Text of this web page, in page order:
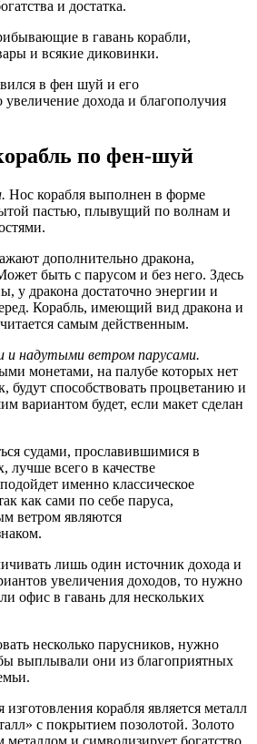
и достатка.
в гавань корабли,
и всякие диковинки.
в фен шуй и его
увеличение дохода и благополучия
по фен-шуй
Нос корабля выполнен в форме
пастью, плывущий по волнам и
дополнительно дракона,
быть с парусом и без него. Здесь
у дракона достаточно энергии и
Корабль, имеющий вид дракона и
самым действенным.
и надутыми ветром парусами.
монетами, на палубе которых нет
способствовать процветанию и
вариантом будет, если макет сделан
судами, прославившимися в
лучше всего в качестве
именно классическое
как сами по себе паруса,
ветром являются
лишь один источник дохода и
увеличения доходов, то нужно
офис в гавань для нескольких
несколько парусников, нужно
выплывали они из благоприятных
корабля является металл
с покрытием позолотой. Золото
металлом и символизирует богатство